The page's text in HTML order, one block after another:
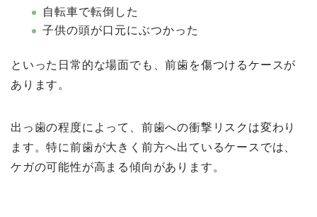
自転車で転倒した
子供の頭が口元にぶつかった
といった日常的な場面でも、前歯を傷つけるケースが
あります。
出っ歯の程度によって、前歯への衝撃リスクは変わり
ます。特に前歯が大きく前方へ出ているケースでは、
ケガの可能性が高まる傾向があります。